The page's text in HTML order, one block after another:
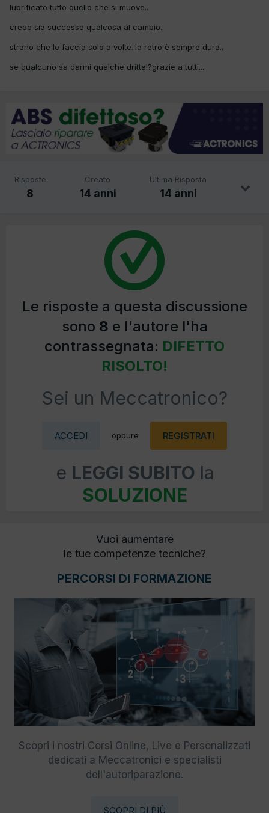
lubrificato tutto quello che si muove..
credo sia successo qualcosa al cambio..
strano che lo faccia solo a volte..la retro è sempre dura..
se qualcuno sa darmi qualche dritta!?grazie a tutti...
Risposte
8
Creato
14 anni
Ultima Risposta
14 anni
Le risposte a questa discussione
sono 8 e l'autore l'ha
contrassegnata: DIFETTO
RISOLTO!
Sei un Meccatronico?
ACCEDI oppure REGISTRATI
e LEGGI SUBITO la
SOLUZIONE
Vuoi aumentare
le tue competenze tecniche?
PERCORSI DI FORMAZIONE
Scopri i nostri Corsi Online, Live e Personalizzati
dedicati a Meccatronici e specialisti
dell'autoriparazione.
SCOPRI DI PIÙ